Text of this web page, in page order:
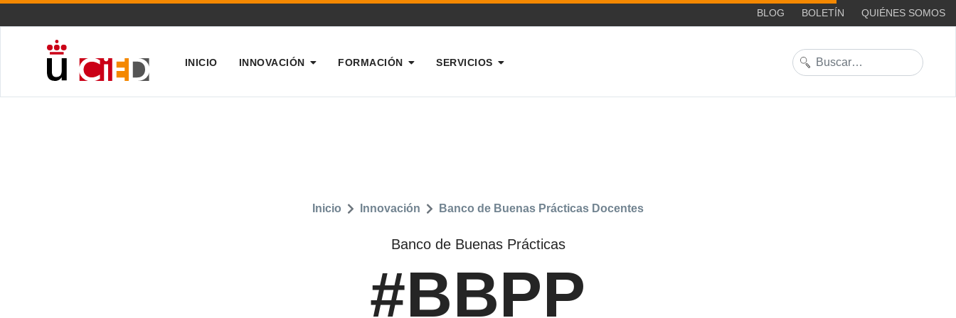
BLOG BOLETÍN QUIÉNES SOMOS
INICIO INNOVACIÓN FORMACIÓN SERVICIOS Buscar
#BBPP
Banco de Buenas Prácticas
Inicio Innovación Banco de Buenas Prácticas Docentes